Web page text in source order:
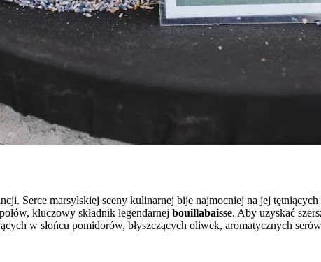
Serce marsylskiej sceny kulinarnej bije najmocniej na jej
kluczowy składnik legendarnej bouillabaisse. Aby uzyskać
w słońcu pomidorów, błyszczących oliwek, aromatycznych